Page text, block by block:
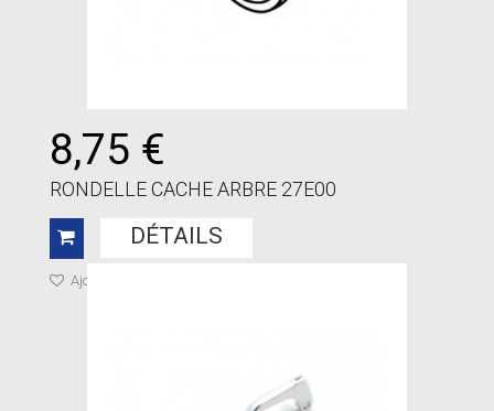
8,75 €
RONDELLE CACHE ARBRE 27E00
DÉTAILS
Ajouter à ma liste de cadeaux